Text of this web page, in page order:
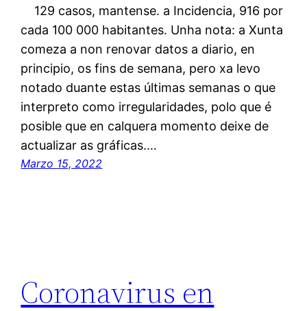
129 casos, mantense. a Incidencia, 916 por
cada 100 000 habitantes. Unha nota: a Xunta
comeza a non renovar datos a diario, en
principio, os fins de semana, pero xa levo
notado duante estas últimas semanas o que
interpreto como irregularidades, polo que é
posible que en calquera momento deixe de
actualizar as gráficas.…
Marzo 15, 2022
Coronavirus en